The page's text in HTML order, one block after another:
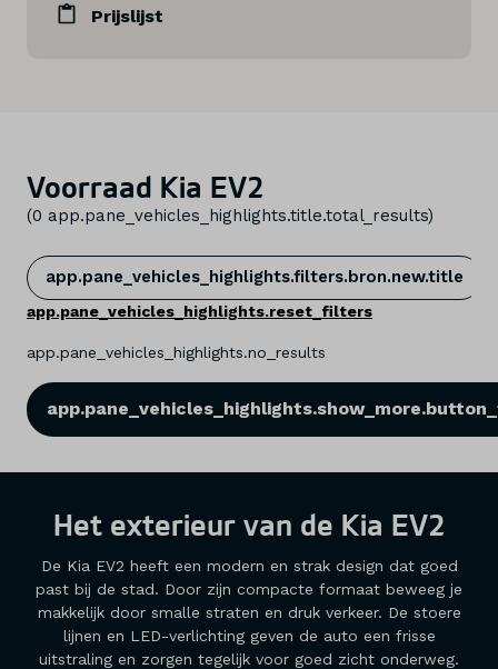
Prijslijst
Voorraad Kia EV2
(0 app.pane_vehicles_highlights.title.total_results)
app.pane_vehicles_highlights.filters.bron.new.title
app.pane_vehicles_highlights.reset_filters
app.pane_vehicles_highlights.no_results
Het exterieur van de Kia EV2
De Kia EV2 heeft een modern en strak design dat goed
past bij de stad. Door zijn compacte formaat beweeg je
makkelijk door smalle straten en druk verkeer. De stoere
lijnen en LED-verlichting geven de auto een frisse
uitstraling en zorgen tegelijk voor goed zicht onderweg.